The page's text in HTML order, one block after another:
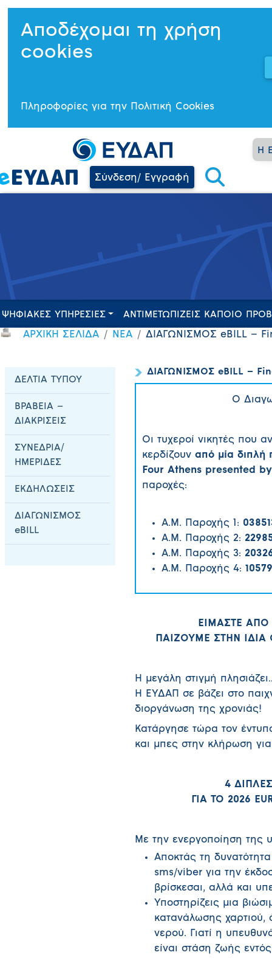
Αποδέχομαι τη χρήση
cookies
Πληροφορίες για την Πολιτική Cookies
Η
Σύνδεση/ Εγγραφή
ΨΗΦΙΑΚΕΣ ΥΠΗΡΕΣΙΕΣ ΑΝΤΙΜΕΤΩΠΙΖΕΙΣ ΚΑΠΟΙΟ
ΑΡΧΙΚΗ ΣΕΛΙΔΑ ΝΕΑ ΔΙΑΓΩΝΙΣΜΟΣ eBILL –
ΔΕΛΤΙΑ ΤΥΠΟΥ
ΒΡΑΒΕΙΑ –
ΔΙΑΚΡΙΣΕΙΣ
ΣΥΝΕΔΡΙΑ/
ΗΜΕΡΙΔΕΣ
ΕΚΔΗΛΩΣΕΙΣ
ΔΙΑΓΩΝΙΣΜΟΣ
eBILL
ΔΙΑΓΩΝΙΣΜΟΣ eBILL –
Ο
Οι τυχεροί νικητές που
κερδίζουν από μία διπλή
Four Athens presented
παροχές:
Α.Μ. Παροχής 1:
Α.Μ. Παροχής 2:
Α.Μ. Παροχής 3:
Α.Μ. Παροχής 4:
ΕΙΜΑΣΤΕ
ΠΑΙΖΟΥΜΕ ΣΤΗΝ
Η μεγάλη στιγμή
Η ΕΥΔΑΠ σε βάζει στο
διοργάνωση της χρονιάς!
Κατάργησε τώρα τον
και μπες στην κλήρωση
4
ΓΙΑ ΤΟ 2026
Με την ενεργοποίηση της
Αποκτάς τη
sms/viber για την
βρίσκεσαι, αλλά και
Υποστηρίζεις μια
κατανάλωσης χαρτιού,
νερού. Γιατί η
είναι στάση ζωής